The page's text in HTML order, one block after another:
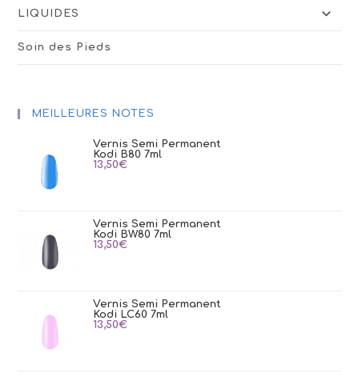
LIQUIDES
Soin des Pieds
MEILLEURES NOTES
Vernis Semi Permanent
Kodi B80 7ml
13,50€
Vernis Semi Permanent
Kodi BW80 7ml
13,50€
Vernis Semi Permanent
Kodi LC60 7ml
13,50€